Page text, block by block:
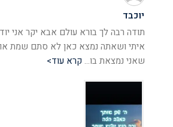
יוכבד
תודה רבה לך בורא עולם אבא יקר אני
איתי ושאתה נמצא כאן לא סתם שמת
שאני נמצאת בו… קרא עוד>